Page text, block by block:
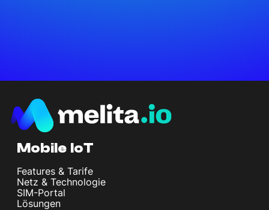
Mobile IoT
Features & Tarife
Netz & Technologie
SIM-Portal
Lösungen